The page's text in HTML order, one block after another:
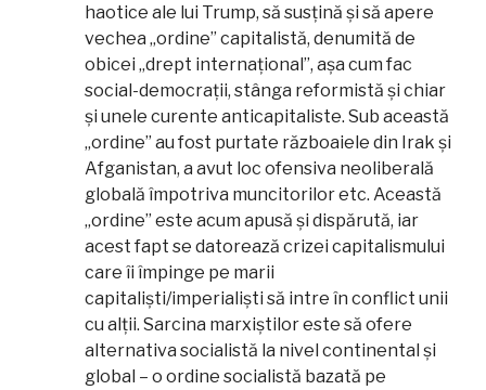
haotice ale lui Trump, să susțină și să apere
vechea „ordine” capitalistă, denumită de
obicei „drept internațional”, așa cum fac
social-democrații, stânga reformistă și chiar
și unele curente anticapitaliste. Sub această
„ordine” au fost purtate războaiele din Irak și
Afganistan, a avut loc ofensiva neoliberală
globală împotriva muncitorilor etc. Această
„ordine” este acum apusă și dispărută, iar
acest fapt se datorează crizei capitalismului
care îi împinge pe marii
capitaliști/imperialiști să intre în conflict unii
cu alții. Sarcina marxiștilor este să ofere
alternativa socialistă la nivel continental și
global – o ordine socialistă bazată pe